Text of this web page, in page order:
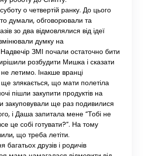
о четвертій ранку. До цього
думали, обговорювали та
зо два відмовлялися від ідеї
змінювали думку на
ЗМІ почали остаточно бити
розбудити Мишка і сказати
летимо. Інакше вранці
злякається, що мати полетіла
пішли закупити продуктів на
закуповували ще раз подивилися
і Даша запитала мене “Тобі не
це собі готувати?”. На тому
що треба летіти.
друзів і родичів